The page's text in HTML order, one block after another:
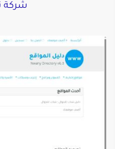
شركة